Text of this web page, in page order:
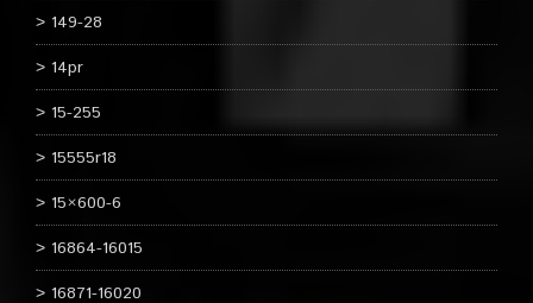
149-28
14pr
15-255
15555r18
15×600-6
16864-16015
16871-16020